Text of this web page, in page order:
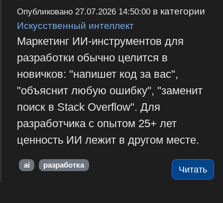
Опубликовано 27.07.2026 14:50:00в категории
Искусственный интеллект
Маркетинг ИИ-инструментов для
разработки обычно целится в
новичков: "напишет код за вас",
"объяснит любую ошибку", "заменит
поиск в Stack Overflow". Для
разработчика с опытом 25+ лет
ценность ИИ лежит в другом месте.
Читать
ai разработка